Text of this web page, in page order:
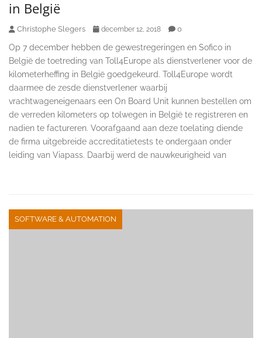
in België
Christophe Slegers december 12, 2018 0
Op 7 december hebben de gewestregeringen en Sofico in
België de toetreding van Toll4Europe als dienstverlener voor de
kilometerheffing in België goedgekeurd. Toll4Europe wordt
daarmee de zesde dienstverlener waarbij
vrachtwageneigenaars een On Board Unit kunnen bestellen om
de verreden kilometers op tolwegen in België te registreren en
nadien te factureren. Voorafgaand aan deze toelating diende
de firma uitgebreide accreditatietests te ondergaan onder
leiding van Viapass. Daarbij werd de nauwkeurigheid van
SOFTWARE & AUTOMATION